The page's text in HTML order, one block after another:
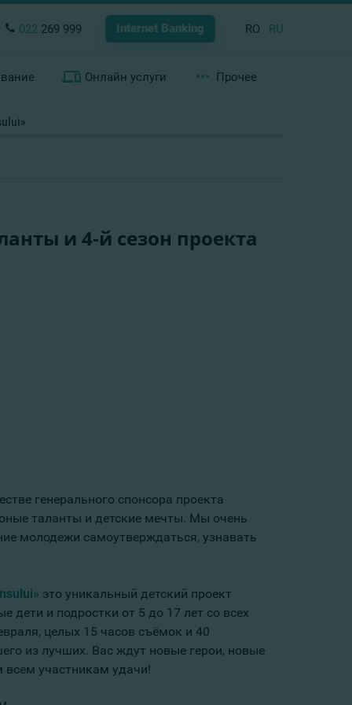
022 269 999 Internet Banking RO RU
Онлайн услуги Прочее
и 4-й сезон проекта
генерального спонсора проекта
таланты и детские мечты. Мы очень
молодежи самоутверждаться, узнавать
это уникальный детский проект
и подростки от 5 до 17 лет со всех
целых 15 часов съёмок и 40
из лучших. Вас ждут новые герои, новые
участникам удачи!